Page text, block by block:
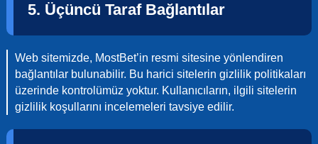
5. Üçüncü Taraf Bağlantılar
Web sitemizde, MostBet’in resmi sitesine yönlendiren
bağlantılar bulunabilir. Bu harici sitelerin gizlilik politikaları
üzerinde kontrolümüz yoktur. Kullanıcıların, ilgili sitelerin
gizlilik koşullarını incelemeleri tavsiye edilir.